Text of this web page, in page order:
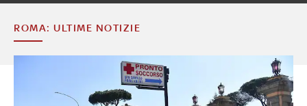
ROMA: ULTIME NOTIZIE